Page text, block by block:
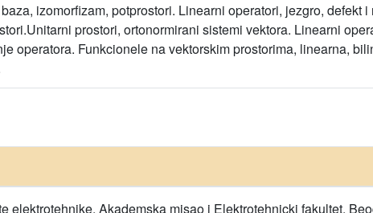
izomorfizam, potprostori. Linearni operatori, jezgro, defekt
prostori, ortonormirani sistemi vektora. Linearni
operatora. Funkcionele na vektorskim prostorima, linearna,
elektrotehnike, Akademska misao i Elektrotehnicki fakultet,